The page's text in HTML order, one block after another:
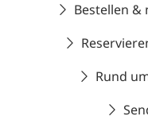
Bestellen &
Rund